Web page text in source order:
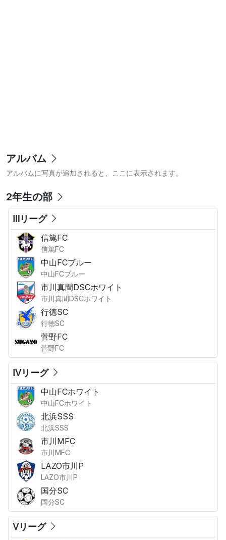
アルバム
アルバムに写真が追加されると、ここに表示されます。
2年生の部
Ⅲリーグ
信篤FC
信篤FC
中山FCブルー
中山FCブルー
市川真間DSCホワイト
市川真間DSCホワイト
行徳SC
行徳SC
菅野FC
菅野FC
Ⅳリーグ
中山FCホワイト
中山FCホワイト
北浜SSS
北浜SSS
市川MFC
市川MFC
LAZO市川P
LAZO市川P
国分SC
国分SC
Ⅴリーグ